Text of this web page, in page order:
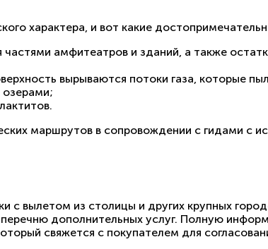
характера, и вот какие
амфитеатров и зданий, а также
вырываются потоки газа, которые
озерами;
маршрутов в сопровождении с гидами с
с вылетом из столицы и других крупных
дополнительных услуг. Полную
свяжется с покупателем для